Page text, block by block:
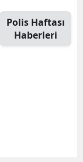
Polis Haftası
Haberleri